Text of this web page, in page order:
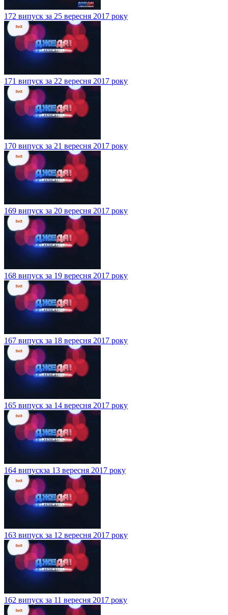
172 випуск за 25 вересня 2017 року
171 випуск за 22 вересня 2017 року
170 випуск за 21 вересня 2017 року
169 випуск за 20 вересня 2017 року
168 випуск за 19 вересня 2017 року
167 випуск за 18 вересня 2017 року
165 випуск за 14 вересня 2017 року
164 випускза 13 вересня 2017 року
163 випуск за 12 вересня 2017 року
162 випуск за 11 вересня 2017 року